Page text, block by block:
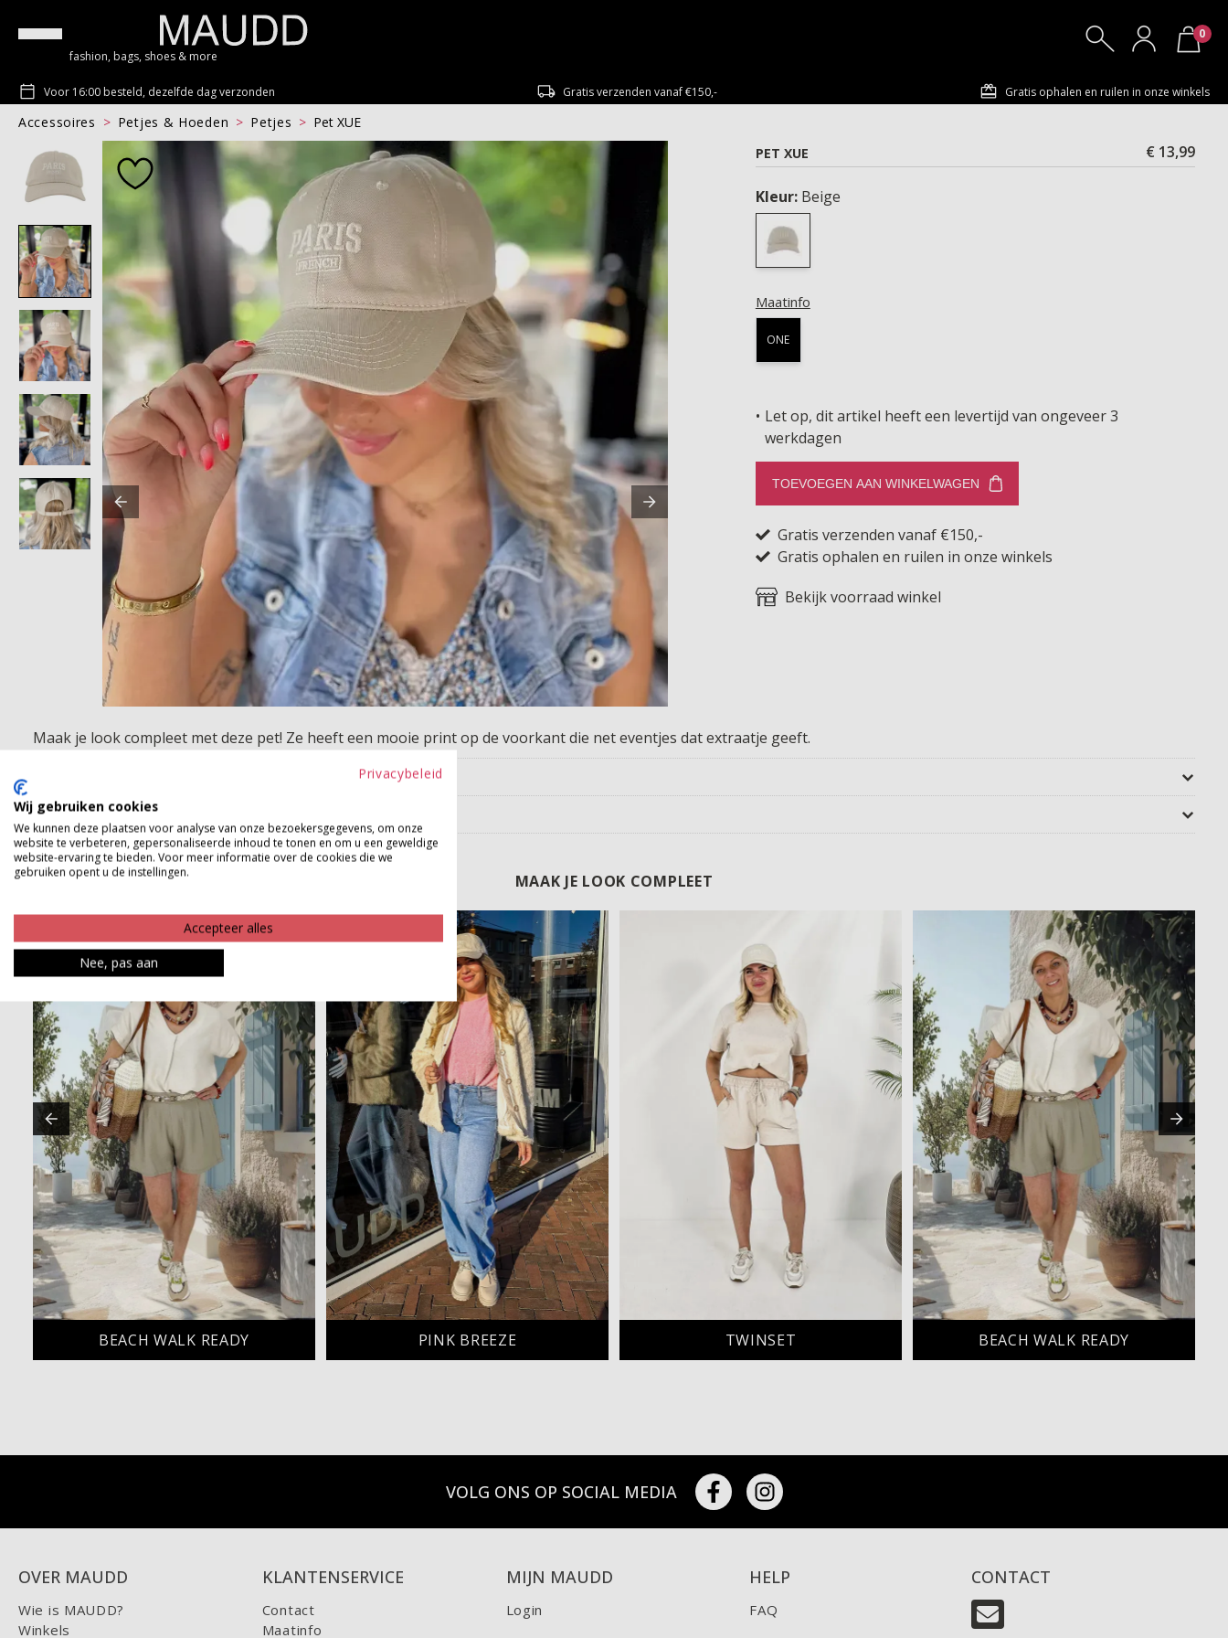
fashion, bags, shoes & more
0
Voor 16:00 besteld, dezelfde dag verzonden Gratis verzenden vanaf €150,- Gratis ophalen en ruilen in onze winkels
Accessoires Petjes & Hoeden Petjes
Pet XUE
PET XUE
€ 13,99
Kleur: Beige
Maatinfo
ONE
Let op, dit artikel heeft een levertijd van ongeveer 3
werkdagen
TOEVOEGEN AAN WINKELWAGEN
Gratis verzenden vanaf €150,-
Gratis ophalen en ruilen in onze winkels
Bekijk voorraad winkel
Maak je look compleet met deze pet! Ze heeft een mooie print op de voorkant die net eventjes dat extraatje geeft.
Betaalinformatie
MAAK JE LOOK COMPLEET
BEACH WALK READY PINK BREEZE TWINSET BEACH WALK READY
VOLG ONS OP SOCIAL MEDIA
OVER MAUDD
Wie is MAUDD?
Winkels
KLANTENSERVICE
Contact
Maatinfo
MIJN MAUDD
Login
HELP
FAQ
CONTACT
Privacybeleid
Wij gebruiken cookies
We kunnen deze plaatsen voor analyse van onze bezoekersgegevens, om onze
website te verbeteren, gepersonaliseerde inhoud te tonen en om u een geweldige
website-ervaring te bieden. Voor meer informatie over de cookies die we
gebruiken opent u de instellingen.
Accepteer alles
Nee, pas aan